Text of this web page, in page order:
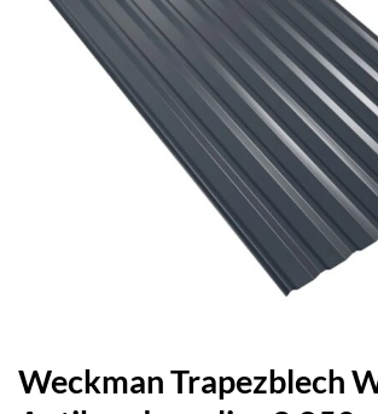
Weckman Trapezblech